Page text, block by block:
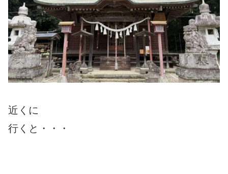
近くに
行くと・・・